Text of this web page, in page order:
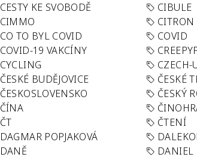
CESTY KE SVOBODĚ
CIBULE
CIMMO
CITRON
CO TO BYL COVID
COVID
COVID-19 VAKCÍNY
CYCLING
CZECH-
ČESKÉ BUDĚJOVICE
ČESKÉ
ČESKOSLOVENSKO
ČESKÝ
ČÍNA
ČT
ČTENÍ
DAGMAR POPJAKOVÁ
DANĚ
DANIEL